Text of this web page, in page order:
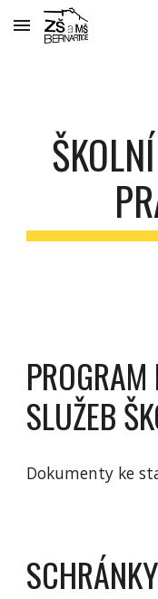
Skip to main content
SLUŽEB
Dokumenty ke